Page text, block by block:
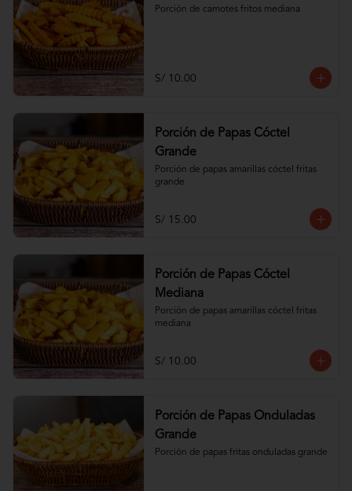
Porción de camotes fritos mediana
S/ 10.00
Porción de Papas Cóctel
Grande
Porción de papas amarillas cóctel fritas
grande
S/ 15.00
Porción de Papas Cóctel
Mediana
Porción de papas amarillas cóctel fritas
mediana
S/ 10.00
Porción de Papas Onduladas
Grande
Porción de papas fritas onduladas grande